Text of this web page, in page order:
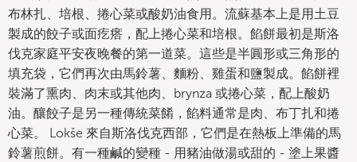
布林扎、培根、捲心菜或酸奶油食用。流蘇基本上是用土豆
製成的餃子或面疙瘩，配上捲心菜和培根。餡餅最初是斯洛
伐克家庭平安夜晚餐的第一道菜。這些是半圓形或三角形的
填充袋，它們再次由馬鈴薯、麵粉、雞蛋和鹽製成。餡餅裡
裝滿了熏肉、肉末或其他肉、brynza 或捲心菜，配上酸奶
油。釀餃子是另一種傳統菜餚，餡料通常是肉、布丁扎和捲
心菜。 Lokše 來自斯洛伐克西部，它們是在熱板上準備的馬
鈴薯煎餅。有一種鹹的變種 - 用豬油做湯或甜的 - 塗上果醬